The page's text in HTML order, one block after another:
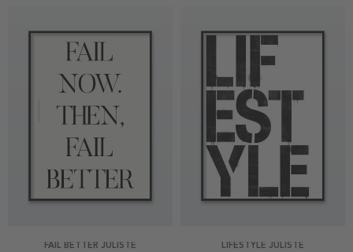
FAIL BETTER JULISTE
LIFESTYLE JULISTE